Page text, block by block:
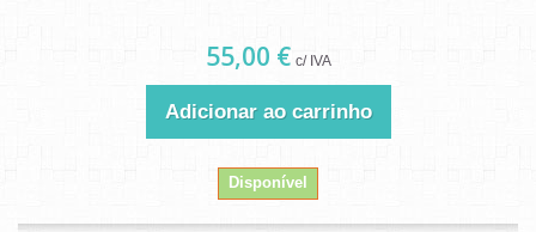
55,00 € c/ IVA
Adicionar ao carrinho
Disponível